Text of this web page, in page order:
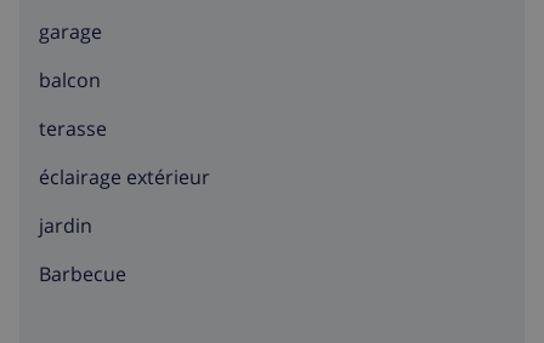
garage
balcon
terasse
éclairage extérieur
jardin
barbecue